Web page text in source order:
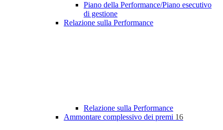
Piano della Performance/Piano esecutivo
di gestione
Relazione sulla Performance
Relazione sulla Performance
Ammontare complessivo dei premi 16